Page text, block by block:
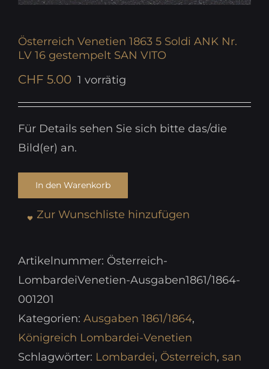
Österreich Venetien 1863 5 Soldi ANK Nr.
LV 16 gestempelt SAN VITO
CHF 5.00 1 vorrätig
Für Details sehen Sie sich bitte das/die
Bild(er) an.
In den Warenkorb
Zur Wunschliste hinzufügen
Artikelnummer: Österreich-
LombardeiVenetien-Ausgaben1861/1864-
001201
Kategorien: Ausgaben 1861/1864,
Königreich Lombardei-Venetien
Schlagwörter: Lombardei, Österreich, san